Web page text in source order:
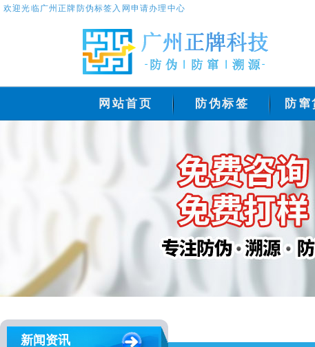
欢迎光临广州正牌防伪标签入网申请办理中心
网站首页 防伪标签 防窜
新闻资讯